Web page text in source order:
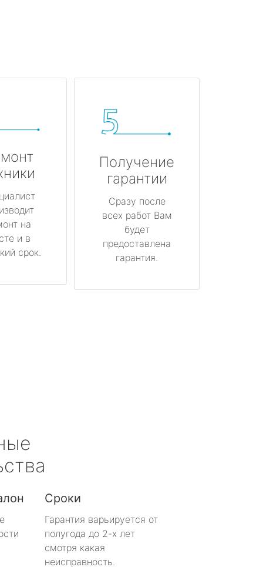
на
и в
срок.
Получение
гарантии
Сразу после
всех работ Вам
будет
предоставлена
гарантия.
Сроки
Гарантия варьируется от
полугода до 2-х лет
смотря какая
неисправность.